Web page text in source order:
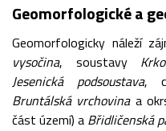
Geomorfologické a
Geomorfologicky náleží
vysočina, soustavy
Jesenická podsoustava,
Bruntálská vrchovinaa
část území) a Břidličenská